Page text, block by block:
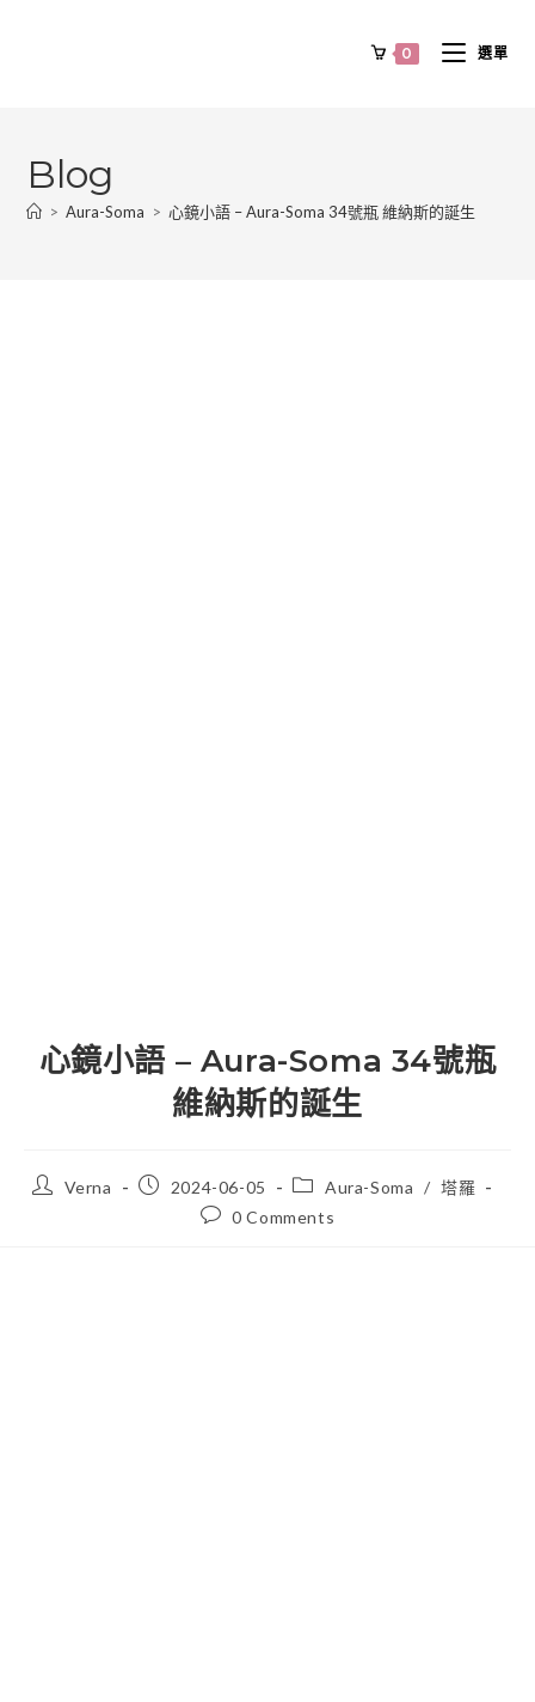
0 選單
Blog
> Aura-Soma > 心鏡小語 – Aura-Soma 34號瓶 維納斯的誕生
心鏡小語 – Aura-Soma 34號瓶
維納斯的誕生
Verna 2024-06-05 Aura-Soma / 塔羅
0 Comments